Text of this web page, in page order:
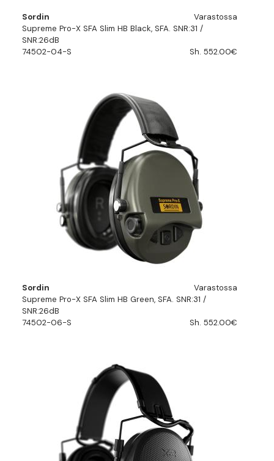
Sordin
Varastossa
Supreme Pro-X SFA Slim HB Black, SFA. SNR:31 /
SNR:26dB
74502-04-S
Sh. 552.00€
Sordin
Varastossa
Supreme Pro-X SFA Slim HB Green, SFA. SNR:31 /
SNR:26dB
74502-06-S
Sh. 552.00€